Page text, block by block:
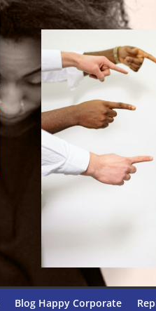
Blog Happy Corporate